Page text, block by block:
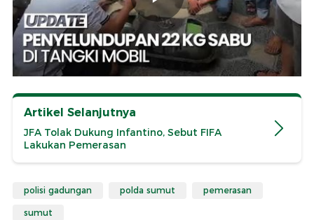
Artikel Selanjutnya
JFA Tolak Dukung Infantino, Sebut FIFA
Lakukan Pemerasan
polisi gadungan polda sumut pemerasan
sumut